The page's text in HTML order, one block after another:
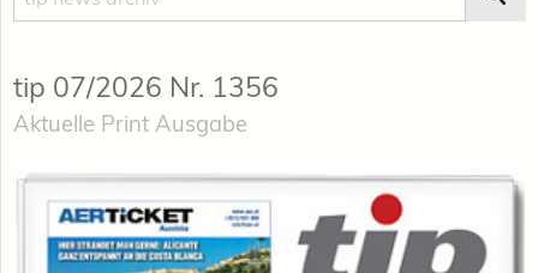
tip 07/2026 Nr. 1356
Aktuelle Print Ausgabe